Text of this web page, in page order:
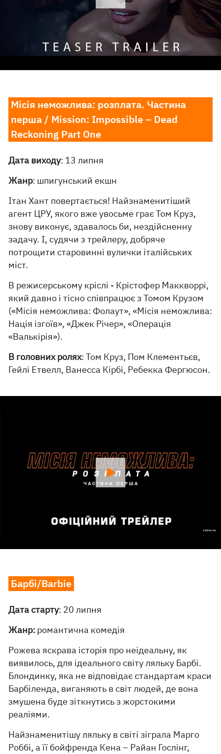
Місія неможлива: розплата. Частина
перша / Mission: Impossible – Dead
Reckoning Part One
Дата виходу: 13 липня
Жанр: шпигунський екшн
Ітан Хант повертається! Найзнаменитіший
агент ЦРУ, якого вже увосьме грає Том Круз,
знову виконує, здавалось би, нездійсненну
задачу. І, судячи з трейлеру, добряче
потрощити старовинні вулички італійських
міст.
В режисерському кріслі - Крістофер Маккворрі,
який давно і тісно співпрацює з Томом Крузом
(«Місія неможлива: Фолаут», «Місія неможлива:
Нація ізгоїв», «Джек Річер», «Операція
«Валькірія»).
В головних ролях: Том Круз, Пом Клементьєв,
Гейлі Етвелл, Ванесса Кірбі, Ребекка Фергюсон.
Барбі/Barbie
Дата старту: 20 липня
Жанр: романтична комедія
Рожева яскрава історія про неідеальну, як
виявилось, для ідеального світу ляльку Барбі.
Блондинку, яка не відповідає стандартам краси
Барбіленда, виганяють в світ людей, де вона
змушена буде зіткнутись з жорстокими
реаліями.
Найзнаменитішу ляльку в світі зіграла Марго
Роббі, а її бойфренда Кена – Райан Гослінг,